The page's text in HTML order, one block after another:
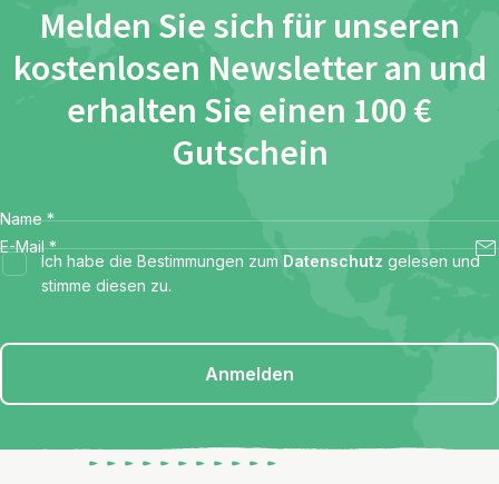
Melden Sie sich für unseren
kostenlosen Newsletter an und
erhalten Sie einen 100 €
Gutschein
Name *
E-Mail *
Ich habe die Bestimmungen zum Datenschutz gelesen und
stimme diesen zu.
Anmelden